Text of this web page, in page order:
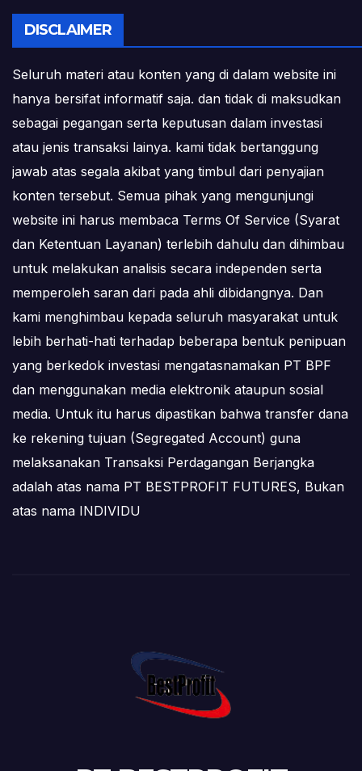
DISCLAIMER
Seluruh materi atau konten yang di dalam website ini
hanya bersifat informatif saja. dan tidak di maksudkan
sebagai pegangan serta keputusan dalam investasi
atau jenis transaksi lainya. kami tidak bertanggung
jawab atas segala akibat yang timbul dari penyajian
konten tersebut. Semua pihak yang mengunjungi
website ini harus membaca Terms Of Service (Syarat
dan Ketentuan Layanan) terlebih dahulu dan dihimbau
untuk melakukan analisis secara independen serta
memperoleh saran dari pada ahli dibidangnya. Dan
kami menghimbau kepada seluruh masyarakat untuk
lebih berhati-hati terhadap beberapa bentuk penipuan
yang berkedok investasi mengatasnamakan PT BPF
dan menggunakan media elektronik ataupun sosial
media. Untuk itu harus dipastikan bahwa transfer dana
ke rekening tujuan (Segregated Account) guna
melaksanakan Transaksi Perdagangan Berjangka
adalah atas nama PT BESTPROFIT FUTURES, Bukan
atas nama INDIVIDU